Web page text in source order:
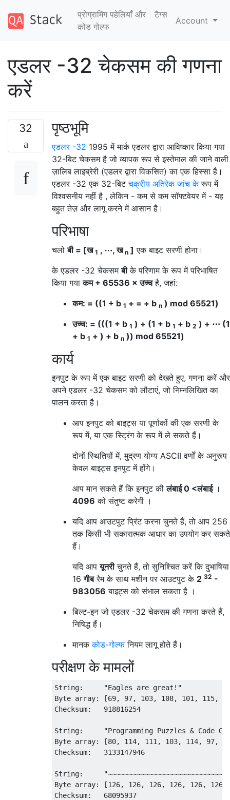
प्रोग्रामिंग पहेलियाँ और
कोड गोल्फ
टैग्‍स
Account
एडलर -32 चेकसम की गणना
करें
32 पृष्ठभूमि
एडलर -32 1995 में मार्क एडलर द्वारा आविष्कार किया गया
32-बिट चेकसम है जो व्यापक रूप से इस्तेमाल की जाने वाली
ज़ालिब लाइब्रेरी (एडलर द्वारा विकसित) का एक हिस्सा है।
एडलर -32 एक 32-बिटचक्रीय अतिरेक जांच केरूप में
विश्वसनीय नहीं है , लेकिन - कम से कम सॉफ्टवेयर में - यह
बहुत तेज़ और लागू करने में आसान है।
परिभाषा
चलोबी = [ख1 , ⋯, खn ] एक बाइट सरणी होना।
के एडलर -32 चेकसमबीके परिणाम के रूप में परिभाषित
किया गयाकम + 65536 × उच्चहै, जहां:
कम: = ((1 + b 1 + = + b n ) mod 65521)
उच्च: = (((1 + b 1 ) + (1 + b 1 + b 2 ) + ⋯ (1
+ b 1 + ) + b n )) mod 65521)
कार्य
इनपुट के रूप में एक बाइट सरणी को देखते हुए, गणना करें और
अपने एडलर -32 चेकसम को लौटाएं, जो निम्नलिखित का
पालन करता है।
आप इनपुट को बाइट्स या पूर्णांकों की एक सरणी के
रूप में, या एक स्ट्रिंग के रूप में ले सकते हैं।
दोनों स्थितियों में, मुद्रण योग्य ASCII वर्णों के अनुरूप
केवल बाइट्स इनपुट में होंगे।
आप मान सकते हैं कि इनपुट कीलंबाई 0 <लंबाई।
4096 को संतुष्ट करेगी ।
यदि आप आउटपुट प्रिंट करना चुनते हैं, तो आप 256
तक किसी भी सकारात्मक आधार का उपयोग कर सकते
हैं।
यदि आपयूनरीचुनते हैं, तो सुनिश्चित करें कि दुभाषिया
16गीबरैम के साथ मशीन पर आउटपुट के 2 32 -
983056 बाइट्स को संभाल सकता है ।
बिल्ट-इन जो एडलर -32 चेकसम की गणना करते हैं,
निषिद्ध हैं।
मानककोड-गोल्फ नियम लागू होते हैं।
परीक्षण के मामलों
String:     "Eagles are great!"
Byte array: [69, 97, 103, 108, 101, 115,
Checksum:   918816254
String:     "Programming Puzzles & Code
Byte array: [80, 114, 111, 103, 114, 97,
Checksum:   3133147946
String:
Byte array: [126, 126, 126, 126, 126,
Checksum:   68095937